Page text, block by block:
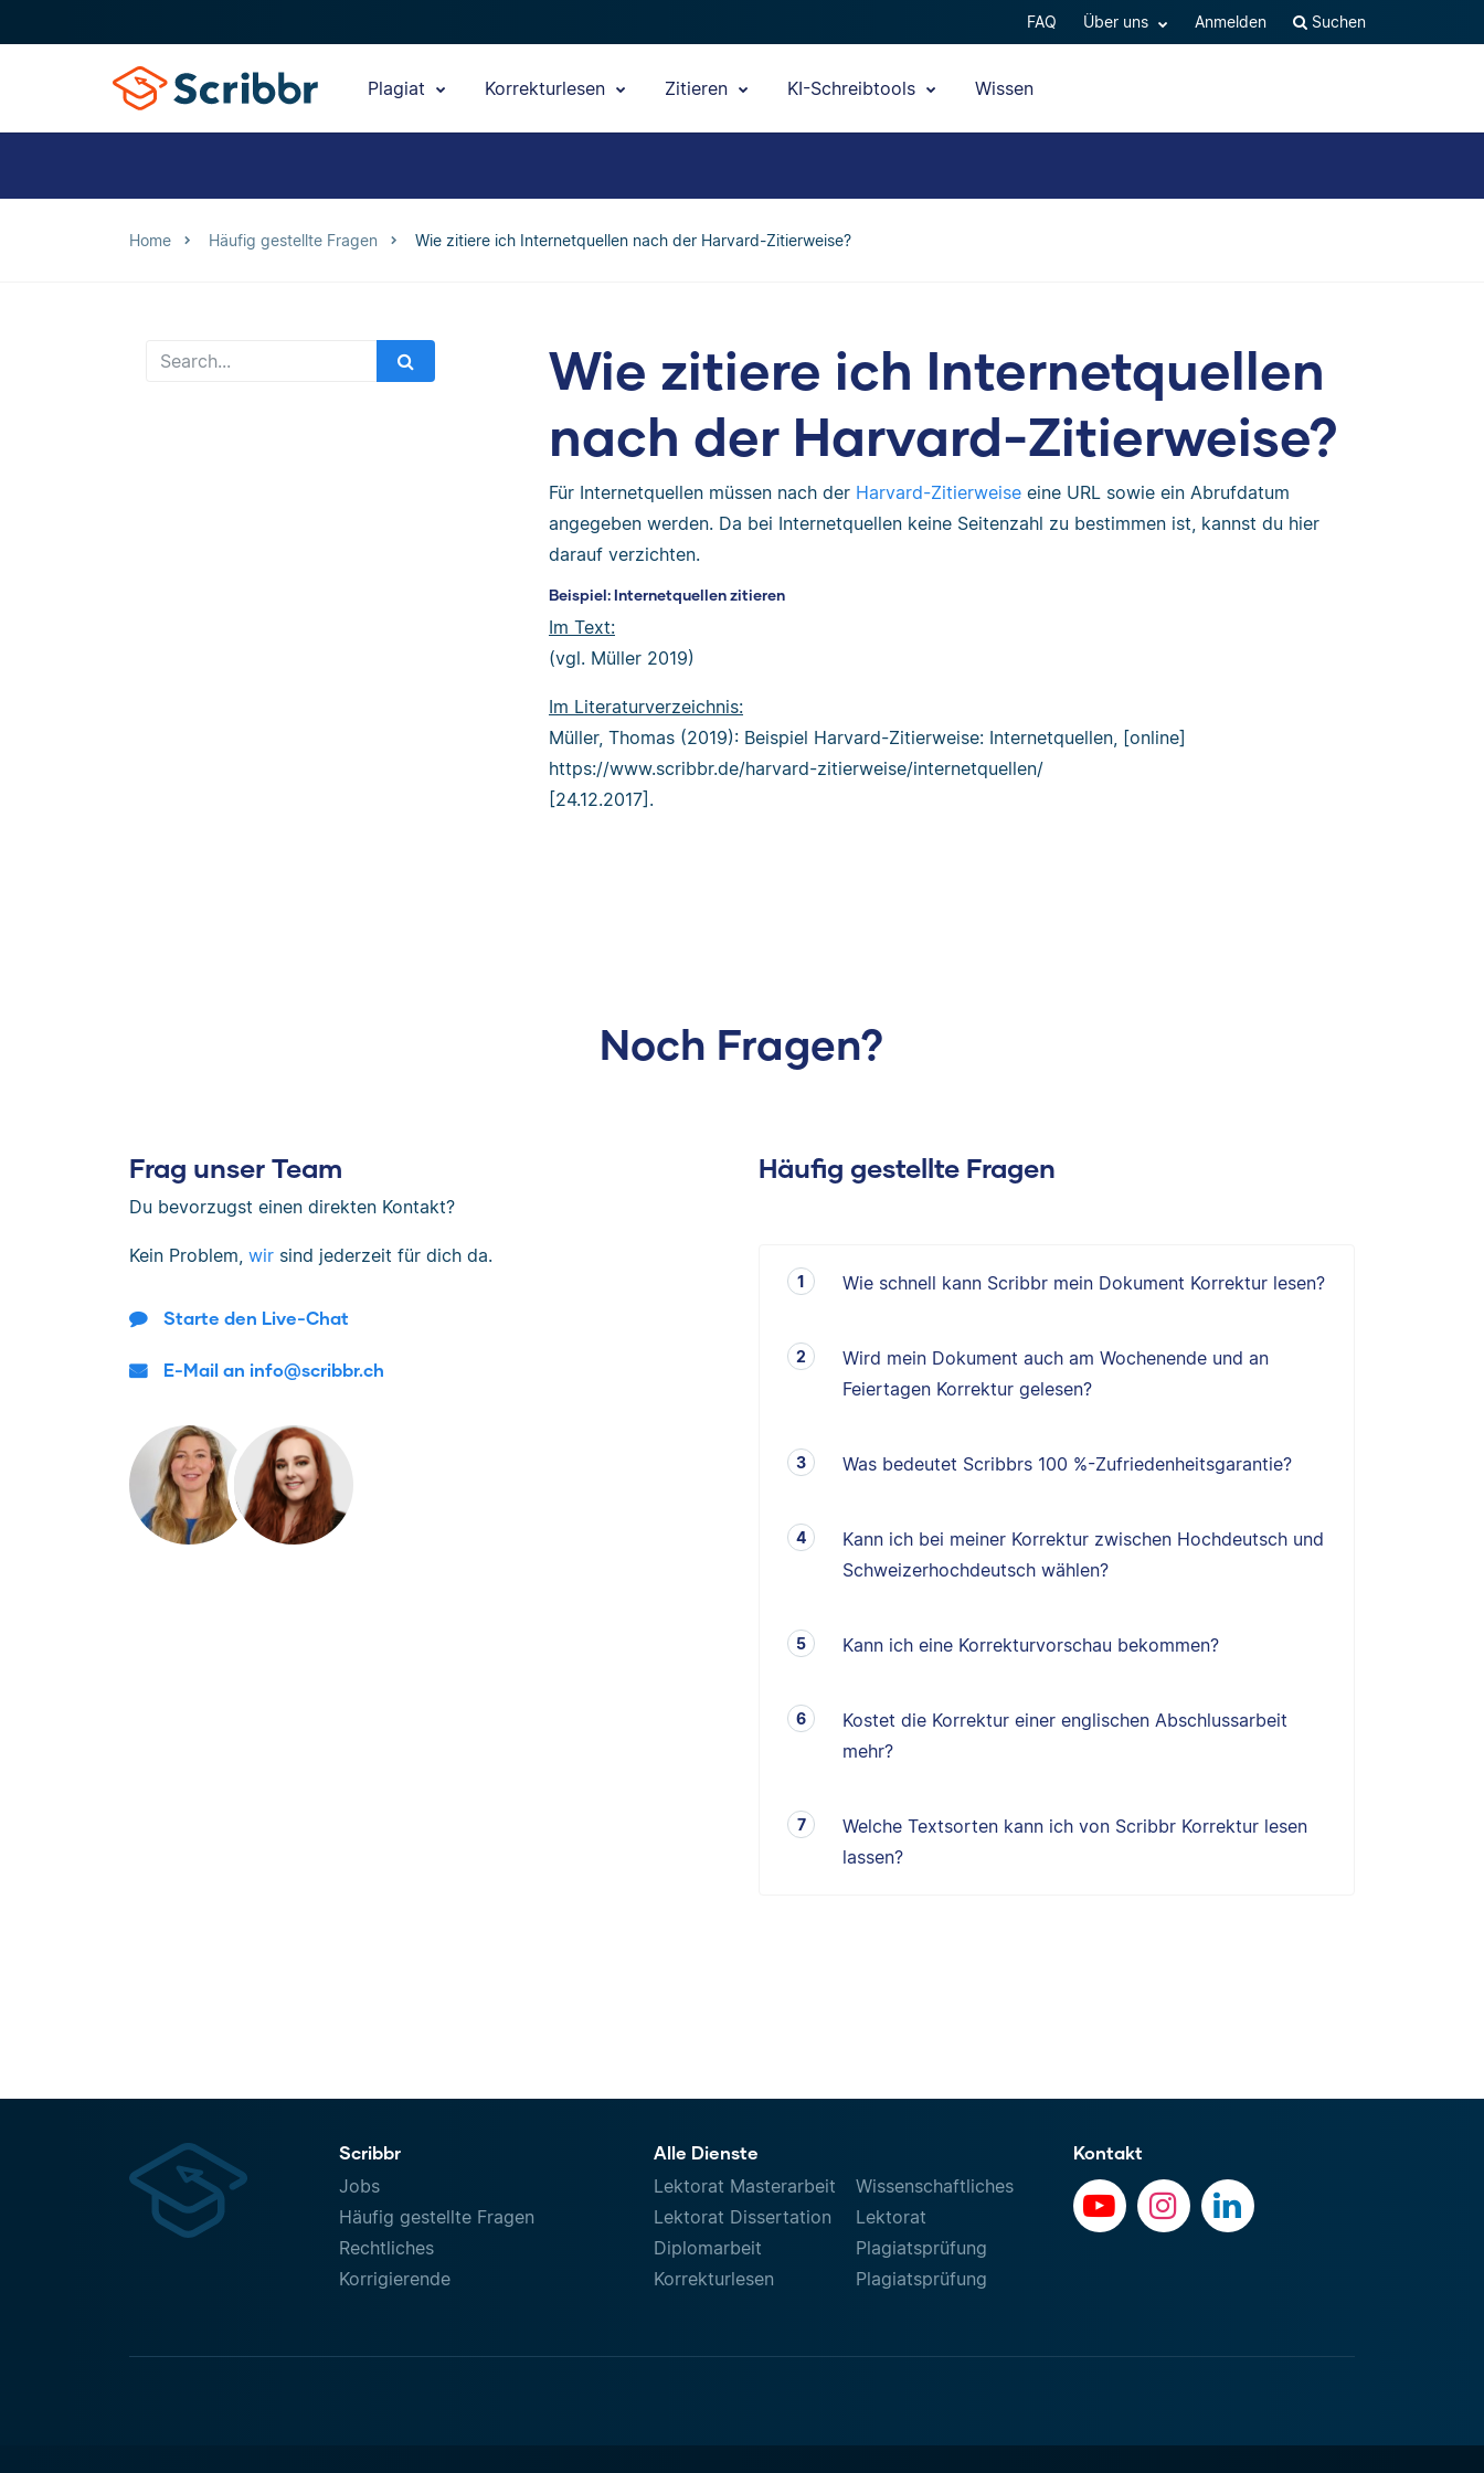
FAQ Über uns Anmelden Suchen
Plagiat Korrekturlesen Zitieren KI-Schreibtools Wissen
Home Häufig gestellte Fragen Wie zitiere ich Internetquellen nach der Harvard-Zitierweise?
Wie zitiere ich Internetquellen
nach der Harvard-Zitierweise?
Für Internetquellen müssen nach der Harvard-Zitierweiseeine URL sowie ein Abrufdatum
angegeben werden. Da bei Internetquellen keine Seitenzahl zu bestimmen ist, kannst du hier
darauf verzichten.
Beispiel: Internetquellen zitieren
Im Text:
(vgl. Müller 2019)
Im Literaturverzeichnis:
Müller, Thomas (2019): Beispiel Harvard-Zitierweise: Internetquellen, [online]
https://www.scribbr.de/harvard-zitierweise/internetquellen/
[24.12.2017].
Noch Fragen?
Frag unser Team
Du bevorzugst einen direkten Kontakt?
Kein Problem, wir sind jederzeit für dich da.
Starte den Live-Chat
E-Mail an info@scribbr.ch
Häufig gestellte Fragen
Wie schnell kann Scribbr mein Dokument Korrektur lesen?
Wird mein Dokument auch am Wochenende und an
Feiertagen Korrektur gelesen?
Was bedeutet Scribbrs 100 %-Zufriedenheitsgarantie?
Kann ich bei meiner Korrektur zwischen Hochdeutsch und
Schweizerhochdeutsch wählen?
Kann ich eine Korrekturvorschau bekommen?
Kostet die Korrektur einer englischen Abschlussarbeit
mehr?
Welche Textsorten kann ich von Scribbr Korrektur lesen
lassen?
Scribbr
Jobs
Häufig gestellte Fragen
Rechtliches
Korrigierende
Alle Dienste
Lektorat Masterarbeit
Lektorat Dissertation
Diplomarbeit
Korrekturlesen
Wissenschaftliches
Lektorat
Plagiatsprüfung
Plagiatsprüfung
Kontakt